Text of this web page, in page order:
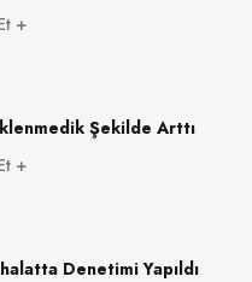
Şekilde Arttı
Denetimi Yapıldı